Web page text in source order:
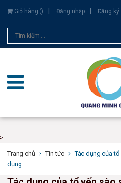
Giỏ hàng () Đăng nhập Đăng ký
>
Trang chủ Tin tức
Tác dụng của
dụng